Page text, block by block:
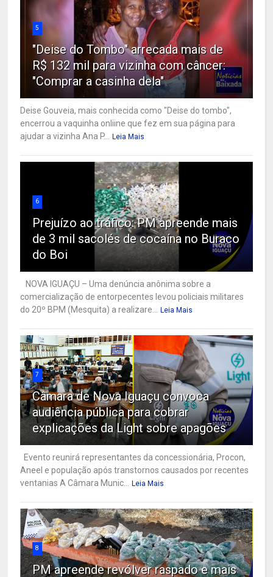
5
"Deise do Tombo" arrecada mais de
R$ 132 mil para vizinha com câncer:
"Comprar a casinha dela"
Deise Gouveia, mais conhecida como "Deise do tombo",
encerrou a vaquinha onliine que fez em sua página para
ajudar a vizinha Ana P...
Leia Mais
6
Prejuízo ao tráfico: PM apreende mais
de 3 mil sacolés de cocaína no Buraco
do Boi
NOVA IGUAÇU – Uma denúncia anônima sobre a
comercialização de entorpecentes levou policiais militares
do 20º BPM (Mesquita) a realizare...
Leia Mais
7
Câmara de Nova Iguaçu convoca
audiência pública para cobrar
explicações da Light sobre apagões
Evento reunirá representantes da concessionária, Procon,
Aneel e população após transtornos causados por recentes
ventanias A Câmara Munic...
Leia Mais
8
PM apreende revólver raspado e mais